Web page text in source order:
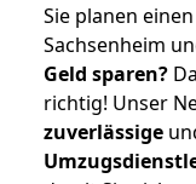
Sie planen
Sachsenheim
Geld sparen?
richtig! Unser
zuverlässige